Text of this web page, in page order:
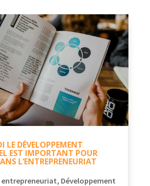
LE DÉVELOPPEMENT
EST IMPORTANT POUR
L’ENTREPRENEURIAT
entrepreneuriat, Développement